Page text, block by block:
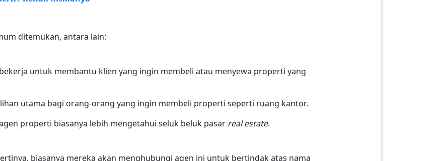
ditemukan, antara lain:
bekerja untuk membantu klien yang ingin membeli atau menyewa properti yang
utama bagi orang-orang yang ingin membeli properti seperti ruang kantor.
properti biasanya lebih mengetahui seluk beluk pasar real estate.
biasanya mereka akan menghubungi agen ini untuk bertindak atas nama